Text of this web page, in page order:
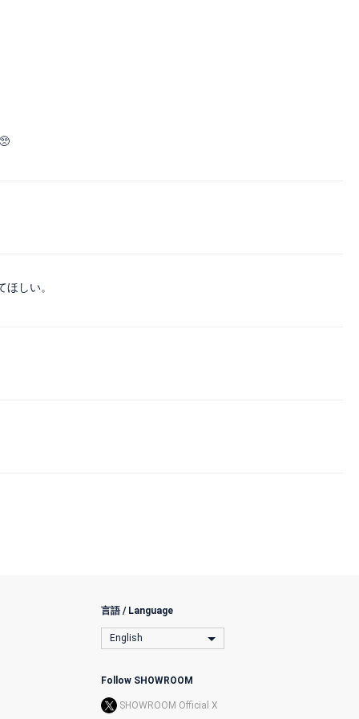
しい。
言語 / Language
English
Follow SHOWROOM
SHOWROOM Official X